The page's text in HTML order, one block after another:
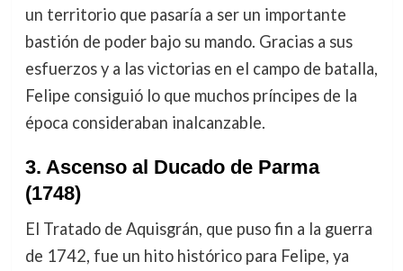
un territorio que pasaría a ser un importante
bastión de poder bajo su mando. Gracias a sus
esfuerzos y a las victorias en el campo de batalla,
Felipe consiguió lo que muchos príncipes de la
época consideraban inalcanzable.
3. Ascenso al Ducado de Parma
(1748)
El Tratado de Aquisgrán, que puso fin a la guerra
de 1742, fue un hito histórico para Felipe, ya